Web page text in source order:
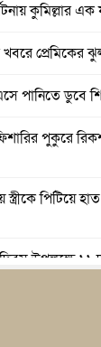
কুমিল্লার
খবরে প্রেমিকের
পানিতে ডুবে
পুকুরে
পিটিয়ে
উপলক্ষে ১১